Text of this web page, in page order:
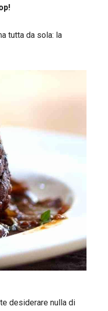
tutta da sola: la
desiderare nulla di